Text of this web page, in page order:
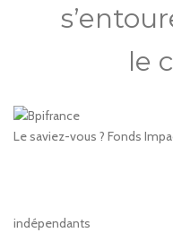
le
Le saviez-vous ? Fonds
indépendants